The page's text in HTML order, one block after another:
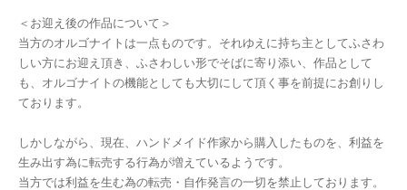
＜お迎え後の作品について＞
当方のオルゴナイトは一点ものです。それゆえに持ち主としてふさわ
しい方にお迎え頂き、ふさわしい形でそばに寄り添い、作品として
も、オルゴナイトの機能としても大切にして頂く事を前提にお創りし
ております。
しかしながら、現在、ハンドメイド作家から購入したものを、利益を
生み出す為に転売する行為が増えているようです。
当方では利益を生む為の転売・自作発言の一切を禁止しております。